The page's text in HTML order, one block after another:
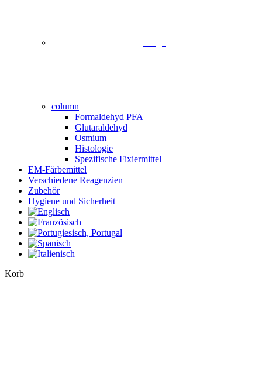
column
Formaldehyd PFA
Glutaraldehyd
Osmium
Histologie
Spezifische Fixiermittel
EM-Färbemittel
Verschiedene Reagenzien
Zubehör
Hygiene und Sicherheit
KorbClose